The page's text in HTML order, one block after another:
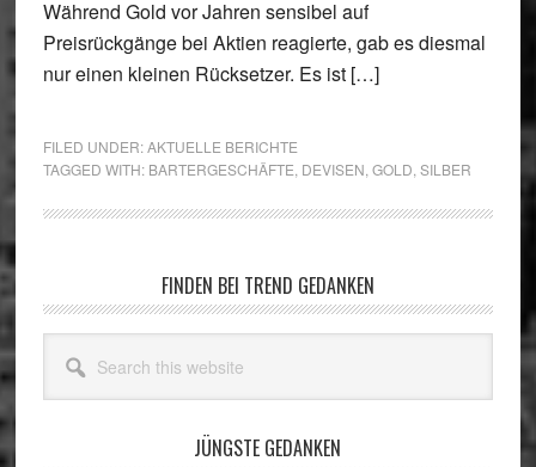
Während Gold vor Jahren sensibel auf
Preisrückgänge bei Aktien reagierte, gab es diesmal
nur einen kleinen Rücksetzer. Es ist […]
FILED UNDER:AKTUELLE BERICHTE
TAGGED WITH: BARTERGESCHÄFTE DEVISEN GOLD SILBER
Sidebar
FINDEN BEI TREND GEDANKEN
this
website
JÜNGSTE GEDANKEN